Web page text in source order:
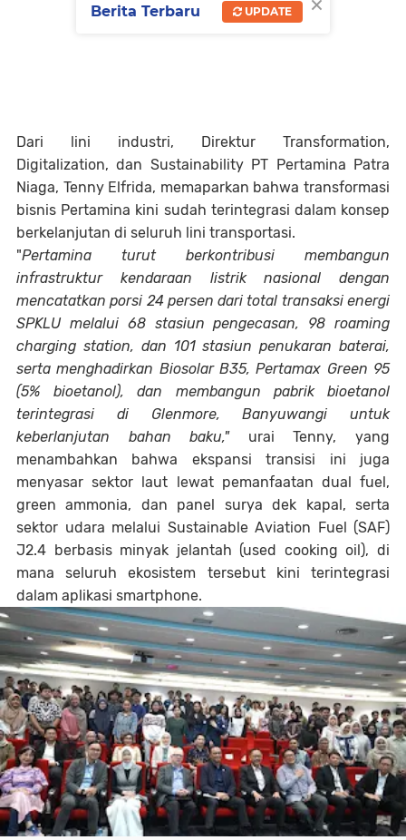
Dari lini industri, Direktur Transformation,
Digitalization, dan Sustainability PT Pertamina Patra
Niaga, Tenny Elfrida, memaparkan bahwa transformasi
bisnis Pertamina kini sudah terintegrasi dalam konsep
berkelanjutan di seluruh lini transportasi.
"Pertamina turut berkontribusi membangun
infrastruktur kendaraan listrik nasional dengan
mencatatkan porsi 24 persen dari total transaksi energi
SPKLU melalui 68 stasiun pengecasan, 98 roaming
charging station, dan 101 stasiun penukaran baterai,
serta menghadirkan Biosolar B35, Pertamax Green 95
(5% bioetanol), dan membangun pabrik bioetanol
terintegrasi di Glenmore, Banyuwangi untuk
keberlanjutan bahan baku," urai Tenny, yang
menambahkan bahwa ekspansi transisi ini juga
menyasar sektor laut lewat pemanfaatan dual fuel,
green ammonia, dan panel surya dek kapal, serta
sektor udara melalui Sustainable Aviation Fuel (SAF)
J2.4 berbasis minyak jelantah (used cooking oil), di
mana seluruh ekosistem tersebut kini terintegrasi
dalam aplikasi smartphone.
Berita Terbaru UPDATE